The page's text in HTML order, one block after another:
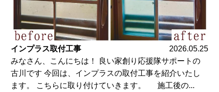
インプラス取付工事
2026.05.25
みなさん、こんにちは！ 良い家創り応援隊サポートの
古川です 今回は、インプラスの取付工事を紹介いたし
ます。 こちらに取り付けていきます。 施工後の...